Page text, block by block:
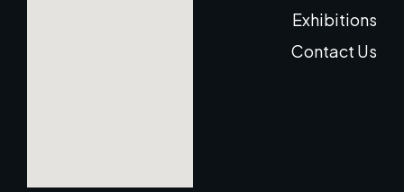
Exhibitions
Contact Us